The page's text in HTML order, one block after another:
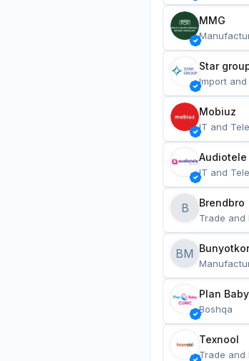
MMG
Star
Import
Mobiuz
IT and
Audiotele
IT and
B Brendbro
Trade and
BM
Plan Baby
Boshqa
Texnool
Trade and